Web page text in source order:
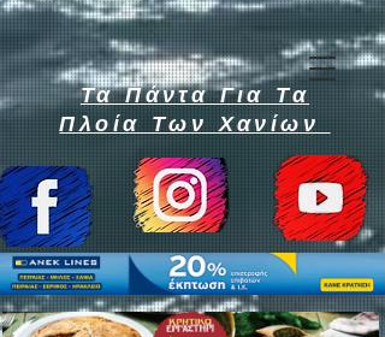
Τα Πάντα Για Τα
Πλοία Των Χανίων